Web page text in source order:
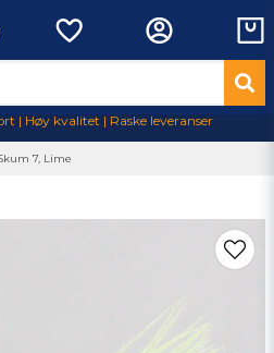
| Høy kvalitet | Raske leveranser
7, Lime